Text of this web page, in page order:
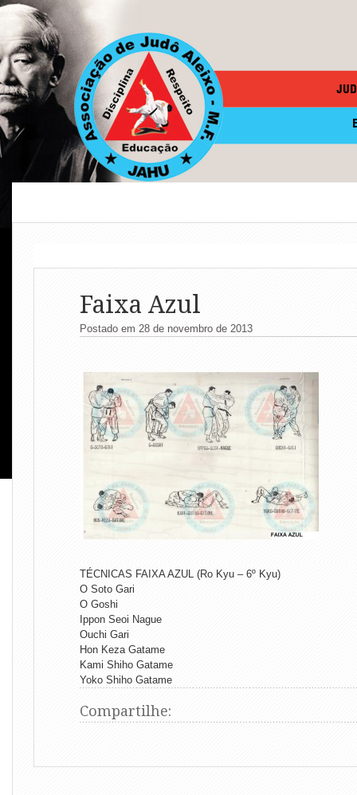
Faixa Azul
Postado em 28 de novembro de 2013
TÉCNICAS FAIXA AZUL (Ro Kyu – 6º Kyu)
O Soto Gari
O Goshi
Ippon Seoi Nague
Ouchi Gari
Hon Keza Gatame
Kami Shiho Gatame
Yoko Shiho Gatame
Compartilhe: